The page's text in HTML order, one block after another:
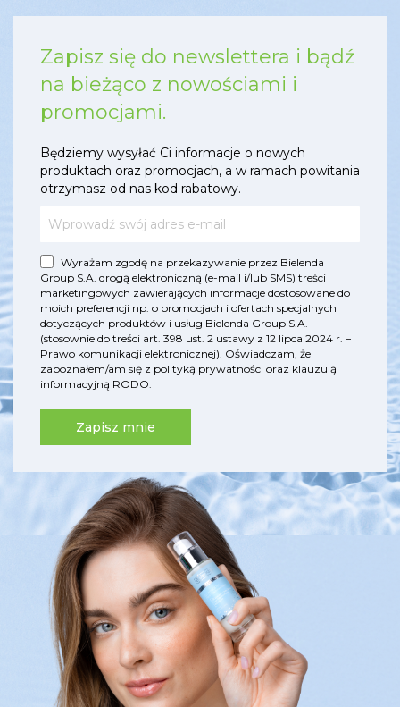
Zapisz się do newslettera i bądź
na bieżąco z nowościami i
promocjami.
Będziemy wysyłać Ci informacje o nowych
produktach oraz promocjach, a w ramach powitania
otrzymasz od nas kod rabatowy.
Wyrażam zgodę na przekazywanie przez Bielenda
Group S.A. drogą elektroniczną (e-mail i/lub SMS) treści
marketingowych zawierających informacje dostosowane do
moich preferencji np. o promocjach i ofertach specjalnych
dotyczących produktów i usług Bielenda Group S.A.
(stosownie do treści art. 398 ust. 2 ustawy z 12 lipca 2024 r. –
Prawo komunikacji elektronicznej). Oświadczam, że
zapoznałem/am się z polityką prywatności oraz klauzulą
informacyjną RODO.
Zapisz mnie